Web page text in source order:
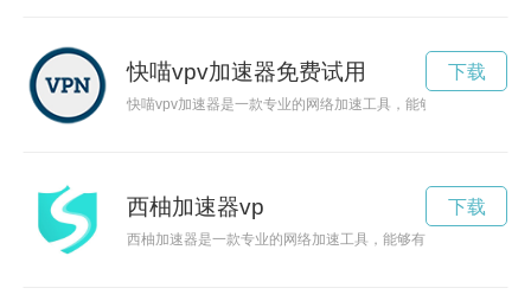
快喵vpv加速器免费试用
快喵vpv加速器是一款专业的网络加速工具，能够帮助用户快速
下载
西柚加速器vp
西柚加速器是一款专业的网络加速工具，能够有效提升用户的
下载